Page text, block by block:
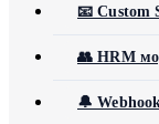
📧 Custom
👥 HRM
🔔